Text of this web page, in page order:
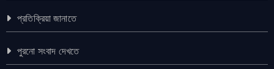
প্রতিক্রিয়া জানাতে
পুরনো সংবাদ দেখতে